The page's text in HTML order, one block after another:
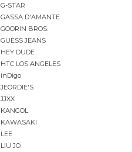
G-STAR
GASSA D'AMANTE
GOORIN BROS.
GUESS JEANS
HEY DUDE
HTC LOS ANGELES
inDigo
JEORDIE'S
JJXX
KANGOL
KAWASAKI
LEE
LIU JO